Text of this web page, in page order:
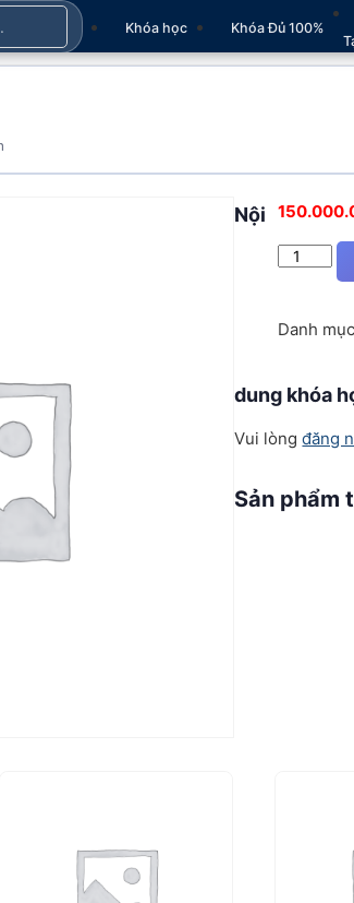
Khóa học Khóa Đủ 100%
Gói
số
Danh
Nội
dung khóa
Vui lòngđăng
Sản phẩm